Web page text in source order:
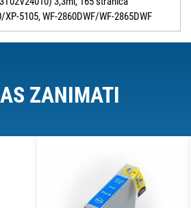
5105, WF-2860DWF/WF-2865DWF
ZANIMATI